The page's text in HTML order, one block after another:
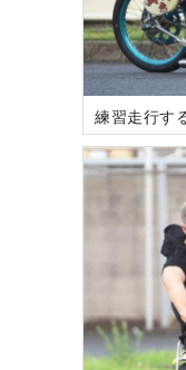
練習走行す